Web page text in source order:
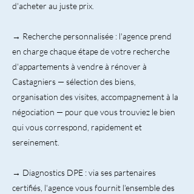
d'acheter au juste prix.
→ Recherche personnalisée : l'agence prend
en charge chaque étape de votre recherche
d'appartements à vendre à rénover à
Castagniers — sélection des biens,
organisation des visites, accompagnement à la
négociation — pour que vous trouviez le bien
qui vous correspond, rapidement et
sereinement.
→ Diagnostics DPE : via ses partenaires
certifiés, l'agence vous fournit l'ensemble des